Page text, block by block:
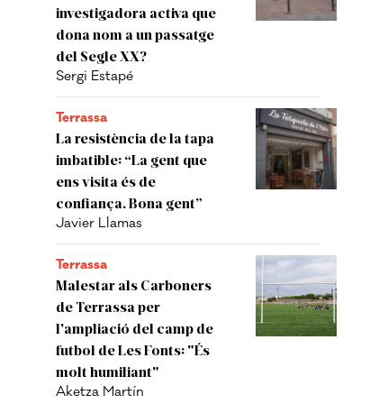
investigadora activa que
dona nom a un passatge
del Segle XX?
Sergi Estapé
Terrassa
La resistència de la tapa
imbatible: “La gent que
ens visita és de
confiança. Bona gent”
Javier Llamas
Terrassa
Malestar als Carboners
de Terrassa per
l'ampliació del camp de
futbol de Les Fonts: "És
molt humiliant"
Aketza Martín